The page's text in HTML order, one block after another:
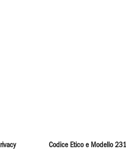
Codice Etico e Modello 231